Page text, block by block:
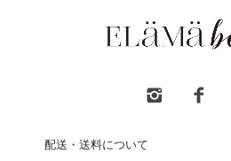
配送・送料について